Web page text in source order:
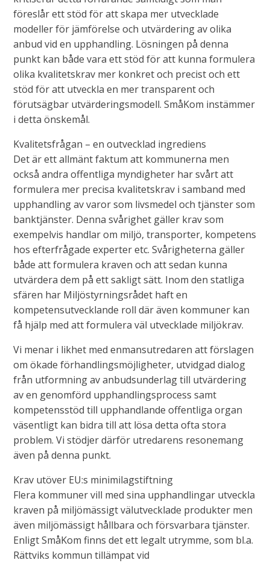
föreslår ett stöd för att skapa mer utvecklade
modeller för jämförelse och utvärdering av olika
anbud vid en upphandling. Lösningen på denna
punkt kan både vara ett stöd för att kunna formulera
olika kvalitetskrav mer konkret och precist och ett
stöd för att utveckla en mer transparent och
förutsägbar utvärderingsmodell. SmåKom instämmer
i detta önskemål.
Kvalitetsfrågan – en outvecklad ingrediens
Det är ett allmänt faktum att kommunerna men
också andra offentliga myndigheter har svårt att
formulera mer precisa kvalitetskrav i samband med
upphandling av varor som livsmedel och tjänster som
banktjänster. Denna svårighet gäller krav som
exempelvis handlar om miljö, transporter, kompetens
hos efterfrågade experter etc. Svårigheterna gäller
både att formulera kraven och att sedan kunna
utvärdera dem på ett sakligt sätt. Inom den statliga
sfären har Miljöstyrningsrådet haft en
kompetensutvecklande roll där även kommuner kan
få hjälp med att formulera väl utvecklade miljökrav.
Vi menar i likhet med enmansutredaren att förslagen
om ökade förhandlingsmöjligheter, utvidgad dialog
från utformning av anbudsunderlag till utvärdering
av en genomförd upphandlingsprocess samt
kompetensstöd till upphandlande offentliga organ
väsentligt kan bidra till att lösa detta ofta stora
problem. Vi stödjer därför utredarens resonemang
även på denna punkt.
Krav utöver EU:s minimilagstiftning
Flera kommuner vill med sina upphandlingar utveckla
kraven på miljömässigt välutvecklade produkter men
även miljömässigt hållbara och försvarbara tjänster.
Enligt SmåKom finns det ett legalt utrymme, som bl.a.
Rättviks kommun tillämpat vid